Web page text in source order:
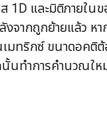
1D และมิติภายใน
จากถูกย้ายแล้ว ห
ทริกซ์ ขนาดอคติ
นทำการคำนวณใ